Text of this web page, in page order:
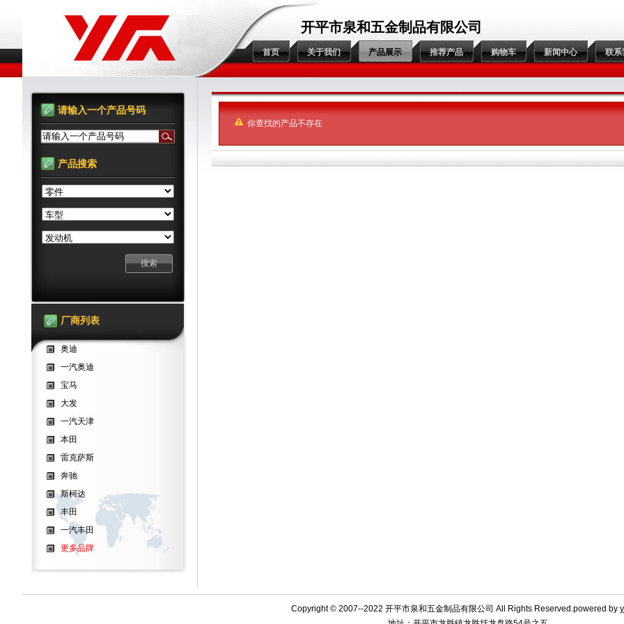
开平市泉和五金制品有限公司
首页 关于我们 产品展示 推荐产品 购物车 新闻中心 联系
你查找的产品不存在
请输入一个产品号码
请输入一个产品号码
产品搜索
厂商列表
奥迪
一汽奥迪
宝马
大发
一汽天津
本田
雷克萨斯
奔驰
斯柯达
丰田
一汽丰田
更多品牌
Copyright © 2007--2022 开平市泉和五金制品有限公司 All Rights Reserved.powered by